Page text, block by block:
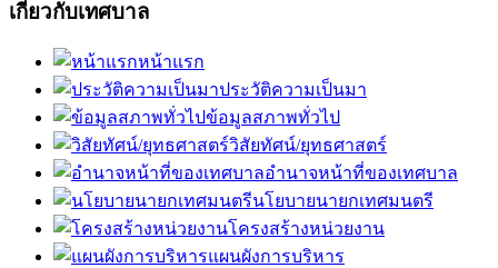
เกี่ยวกับเทศบาล
หน้าแรก
ประวัติความเป็นมา
ข้อมูลสภาพทั่วไป
วิสัยทัศน์/ยุทธศาสตร์
อำนาจหน้าที่ของเทศบาล
นโยบายนายกเทศมนตรี
โครงสร้างหน่วยงาน
แผนผังการบริหาร